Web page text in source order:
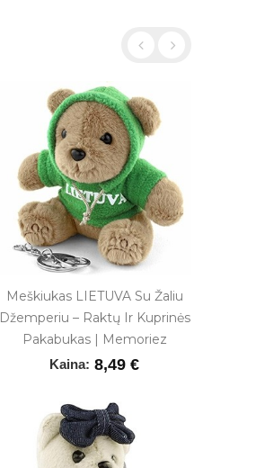
Meškiukas LIETUVA Su Žaliu
Džemperiu – Raktų Ir Kuprinės
Pakabukas | Memoriez
Kaina: 8,49 €